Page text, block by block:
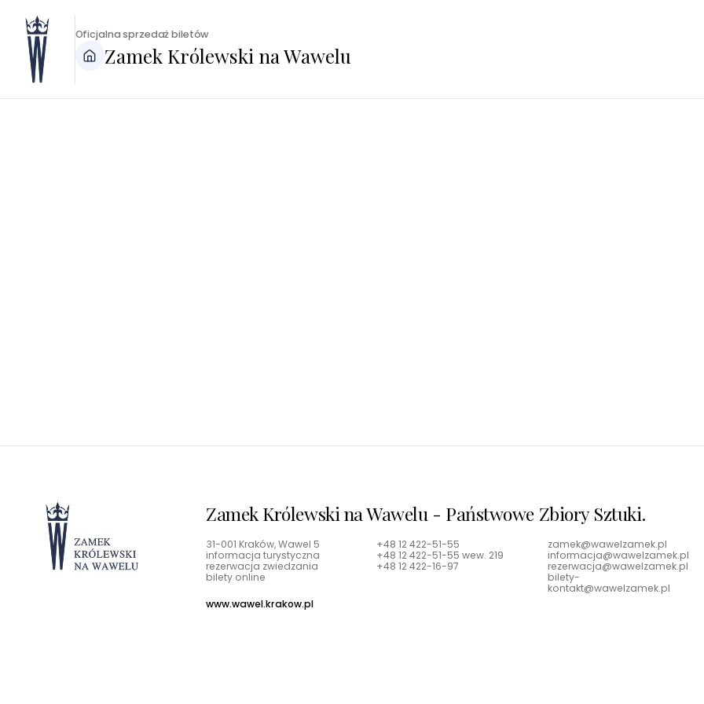
Oficjalna sprzedaż biletów
Zamek Królewski na Wawelu
Zamek Królewski na Wawelu - Państwowe Zbiory Sztuki.
31-001 Kraków, Wawel 5
informacja turystyczna
rezerwacja zwiedzania
bilety online
www.wawel.krakow.pl
+48 12 422-51-55
+48 12 422-51-55 wew. 219
+48 12 422-16-97
zamek@wawelzamek.pl
informacja@wawelzamek.pl
rezerwacja@wawelzamek.pl
bilety-
kontakt@wawelzamek.pl